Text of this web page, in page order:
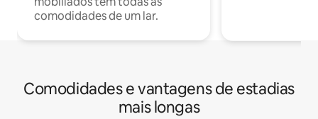
comodidades de um lar.
Comodidades e vantagens de estadias
mais longas